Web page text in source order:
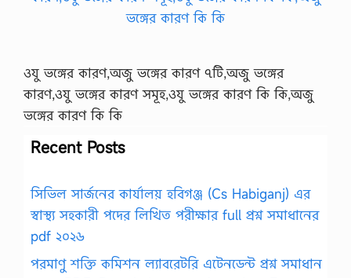
ওযু ভঙ্গের কারণ,অজু ভঙ্গের কারণ ৭টি,অজু ভঙ্গের
কারণ,ওযু ভঙ্গের কারণ সমূহ,ওযু ভঙ্গের কারণ কি কি,অজু
ভঙ্গের কারণ কি কি
Recent Posts
সিভিল সার্জনের কার্যালয় হবিগঞ্জ (Cs Habiganj) এর
স্বাস্থ্য সহকারী পদের লিখিত পরীক্ষার full প্রশ্ন সমাধানের
pdf ২০২৬
পরমাণু শক্তি কমিশন ল্যাবরেটরি এটেনডেন্ট প্রশ্ন সমাধান